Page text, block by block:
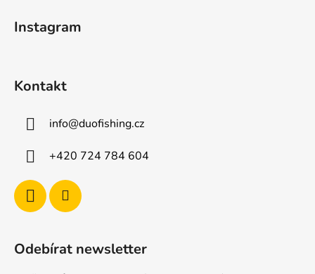
Instagram
Kontakt
info@duofishing.cz
+420 724 784 604
Odebírat newsletter